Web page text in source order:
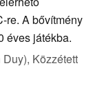
re. A bővítmény
éves játékba.
Közzétett